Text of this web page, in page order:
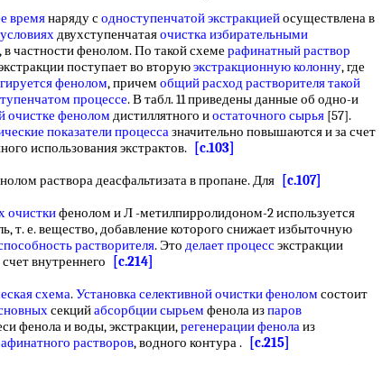
времянаряду содноступенчатой экстракциейосуществлена в
двухступенчатаяочистка избирательными
, в частности фенолом. По такой схеме рафинатный раствор
поступает во вторуюэкстракционную колонну, где
фенолом, причем общий расходрастворителя такой
процессе. В табл. 11 приведены данные об одно-и
очистке фенолом дистиллятного иостаточного сырья [57].
показатели процессазначительно повышаются и за счет
использования экстрактов.
[c.103]
раствора деасфальтизата в пропане. Для
[c.107]
очисткифенолом и Л -метилпирролидоном-2 используется
т. е. вещество, добавление которого снижает избыточную
растворителя. Это делает процессэкстракции
внутреннего
[c.214]
схема.Установка селективной очистки фенолом состоит
секцийабсорбции сырьем фенола изпаров
фенола и воды, экстракции,регенерации фенолаиз
растворов, водного контура .
[c.215]